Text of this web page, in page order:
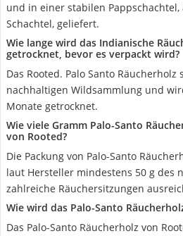
und in einer stabilen
Schachtel, geliefert.
Wie lange wird das Indianische
getrocknet, bevor es verpackt wird?
Das Rooted. Palo Santo
nachhaltigen Wildsammlung und
Monate getrocknet.
Wie viele Gramm Palo-Santo
von Rooted?
Die Packung von Palo-Santo
laut Hersteller mindestens 50 g des
zahlreiche Räuchersitzungen
Wie wird das Palo-Santo
Das Palo-Santo Räucherholz von